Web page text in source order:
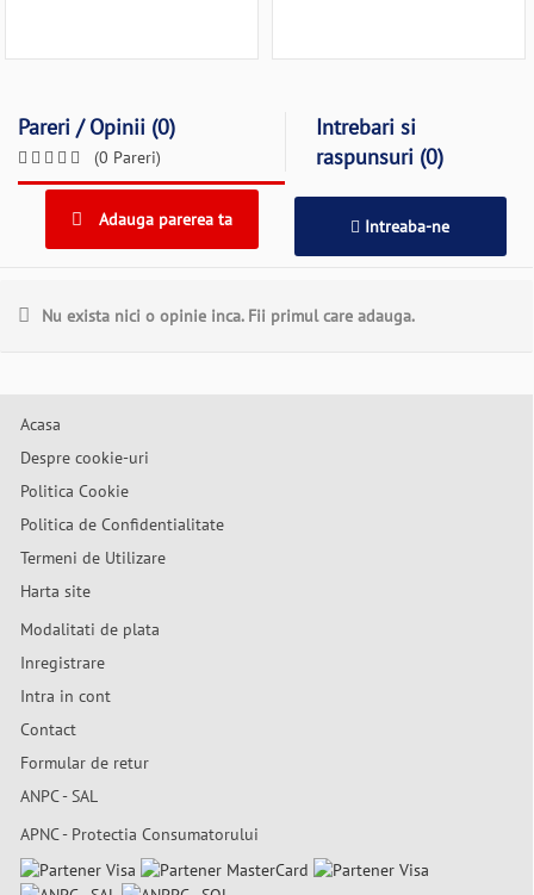
Pareri / Opinii (0)
(0 Pareri)
Intrebari si
raspunsuri (0)
Adauga parerea ta Intreaba-ne
Nu exista nici o opinie inca. Fii primul care adauga.
Acasa
Despre cookie-uri
Politica Cookie
Politica de Confidentialitate
Termeni de Utilizare
Harta site
Modalitati de plata
Inregistrare
Intra in cont
Contact
Formular de retur
ANPC - SAL
APNC - Protectia Consumatorului